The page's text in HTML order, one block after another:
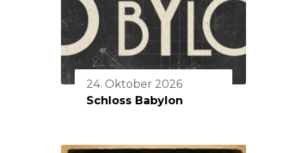
24. Oktober 2026
Schloss Babylon